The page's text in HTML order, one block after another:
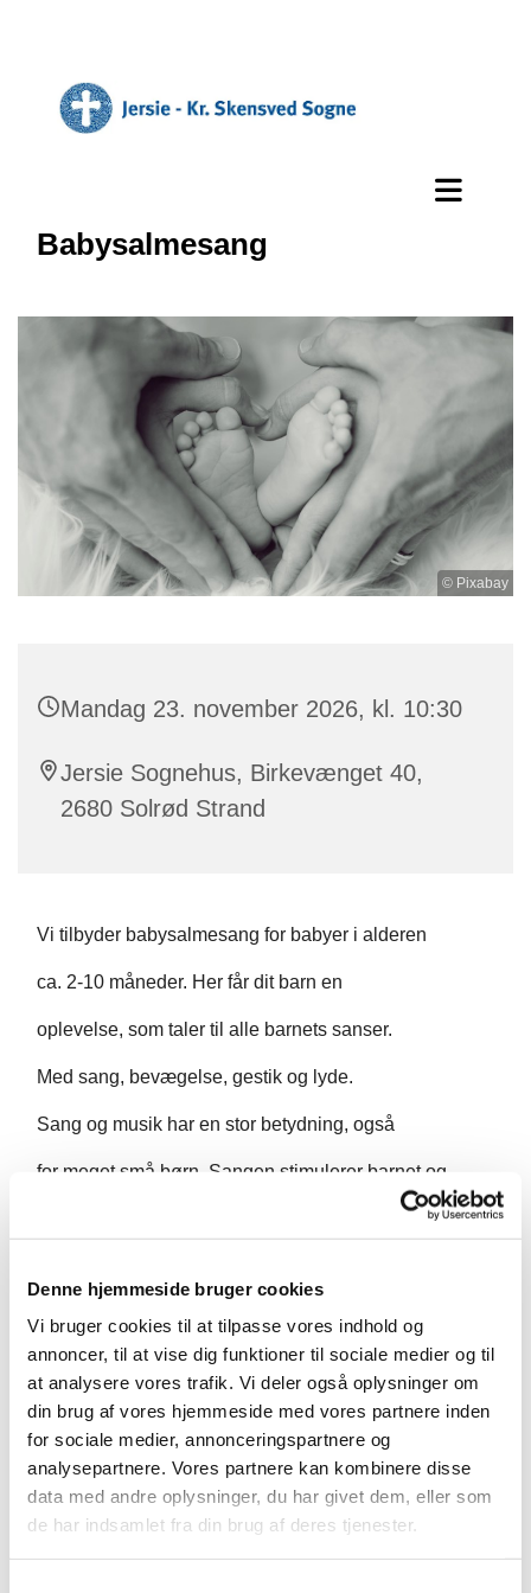
Denne hjemmeside bruger cookies
Vi bruger cookies til at tilpasse vores indhold og
annoncer, til at vise dig funktioner til sociale medier og til
at analysere vores trafik. Vi deler også oplysninger om
din brug af vores hjemmeside med vores partnere inden
for sociale medier, annonceringspartnere og
analysepartnere. Vores partnere kan kombinere disse
data med andre oplysninger, du har givet dem, eller som
de har indsamlet fra din brug af deres tjenester.
Babysalmesang
© Pixabay
Mandag 23. november 2026, kl. 10:30
Jersie Sognehus, Birkevænget 40,
2680 Solrød Strand
Vi tilbyder babysalmesang for babyer i alderen
ca. 2-10 måneder. Her får dit barn en
oplevelse, som taler til alle barnets sanser.
Med sang, bevægelse, gestik og lyde.
Sang og musik har en stor betydning, også
for meget små børn. Sangen stimulerer barnet og
samværet og hjælper til at fremme barnets
koncentrations- og indlæringsevne.
Undervisningen varetages af Svafa Thorhallsdottir.
Bagefter er der tid til kaffe, te og snak.